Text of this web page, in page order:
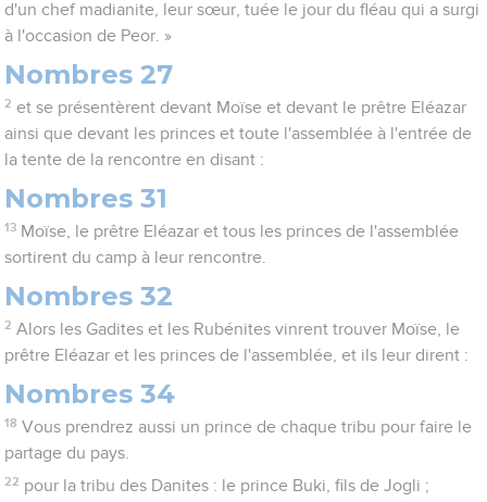
d'un chef madianite, leur sœur, tuée le jour du fléau qui a surgi
à l'occasion de Peor. »
Nombres 27
2 et se présentèrent devant Moïse et devant le prêtre Eléazar
ainsi que devant les princes et toute l'assemblée à l'entrée de
la tente de la rencontre en disant :
Nombres 31
13 Moïse, le prêtre Eléazar et tous les princes de l'assemblée
sortirent du camp à leur rencontre.
Nombres 32
2 Alors les Gadites et les Rubénites vinrent trouver Moïse, le
prêtre Eléazar et les princes de l'assemblée, et ils leur dirent :
Nombres 34
18 Vous prendrez aussi un prince de chaque tribu pour faire le
partage du pays.
22 pour la tribu des Danites : le prince Buki, fils de Jogli ;